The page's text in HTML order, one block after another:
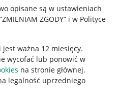
opisane są w ustawieniach
ZGODY” i w Polityce
ważna 12 miesięcy.
wycofać lub ponowić w
na stronie głównej.
legalność uprzedniego
Cyfrowych